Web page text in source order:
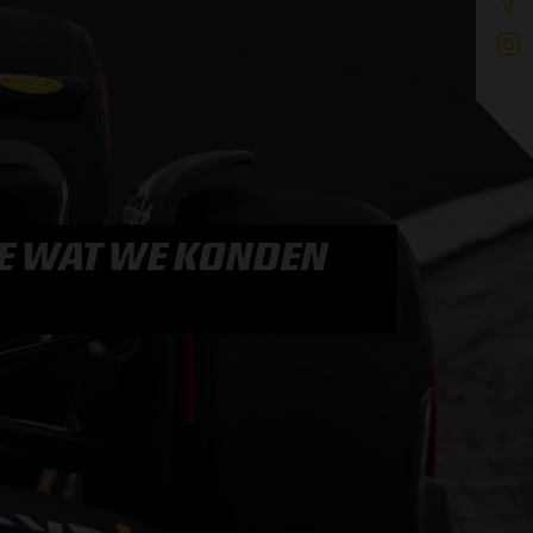
WAT WE KONDEN